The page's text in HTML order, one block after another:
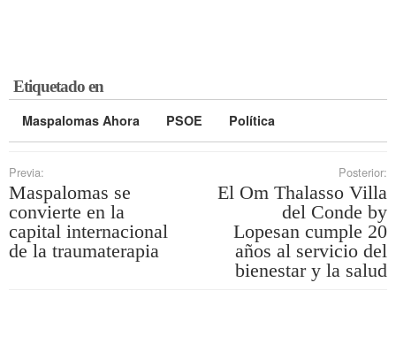
Etiquetado en
Maspalomas Ahora PSOE Política
Previa:
Maspalomas se
convierte en la
capital internacional
de la traumaterapia
Posterior:
El Om Thalasso Villa
del Conde by
Lopesan cumple 20
años al servicio del
bienestar y la salud